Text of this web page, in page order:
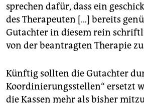
sprechen dafür, dass ein
des Therapeuten […] bereits
Gutachter in diesem rein
von der beantragten Therapie
Künftig sollten die Gutachter
Koordinierungsstellen“ ersetzt
die Kassen mehr als bisher